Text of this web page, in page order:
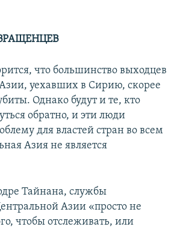
что большинство выходцев
уехавших в Сирию, скорее
Однако будут и те, кто
обратно, и эти люди
для властей стран во всем
Азия не является
Тайнана, службы
Азии «просто не
чтобы отслеживать, или